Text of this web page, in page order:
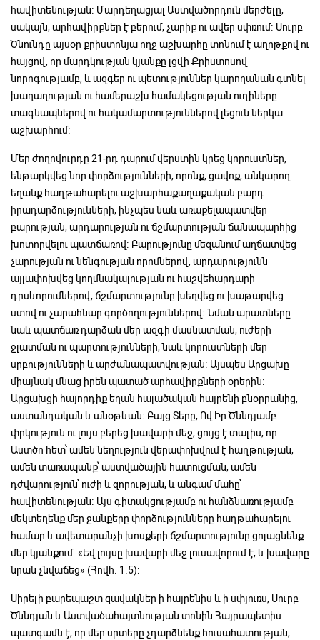
հավիտենության։ Մարդեղացյալ Աստվածորդուն մերժելը,
սակայն, արհավիրքներ է բերում, չարիք ու ավեր սփռում։ Սուրբ
Ծնունդը այսօր քրիստոնյա ողջ աշխարհը տոնում է աղոթքով ու
հայցով, որ մարդկության կյանքը լցվի Քրիստոսով
նորոգությամբ, և ազգեր ու պետություններ կարողանան գտնել
խաղաղության ու համերաշխ համակեցության ուղիները
տագնապներով ու հակամարտություններով լեցուն ներկա
աշխարհում։
Մեր ժողովուրդը 21-րդ դարում վերստին կրեց կորուստներ,
ենթարկվեց նոր փորձությունների, որոնք, ցավոք, անկարող
եղանք հաղթահարելու աշխարհաքաղաքական բարդ
իրադարձությունների, ինչպես նաև առաքելապատվեր
բարության, արդարության ու ճշմարտության ճանապարհից
խոտորվելու պատճառով։ Բարությունը մեզանում աղճատվեց
չարության ու նենգության որոմներով, արդարությունն
այլափոխվեց կողմնակալության ու հաշվեհարդարի
դրսևորումներով, ճշմարտությունը խեղվեց ու խաթարվեց
ստով ու չարահնար գործողություններով։ Նման արատները
նաև պատճառ դարձան մեր ազգի մասնատման, ուժերի
ջլատման ու պարտությունների, նաև կորուստների մեր
սրբությունների և արժանապատվության։ Այսպես Արցախը
միայնակ մնաց իրեն պատած արհավիրքների օրերին։
Արցախցի հայորդիք եղան հալածական հայրենի բնօրրանից,
աստանդական և անօթևան։ Բայց Տերը, Ով Իր Ծննդյամբ
փրկություն ու լույս բերեց խավարի մեջ, ցույց է տալիս, որ
Աստծո հետ՝ ամեն նեղություն վերափոխվում է հաղթության,
ամեն տառապանք՝ աստվածային հատուցման, ամեն
դժվարություն՝ ուժի և զորության, և անգամ մահը՝
հավիտենության։ Այս գիտակցությամբ ու հանձնառությամբ
մեկտեղենք մեր ջանքերը փորձությունները հաղթահարելու
համար և ավետարանչի խոսքերի ճշմարտությունը ցոլացնենք
մեր կյանքում. «Եվ լույսը խավարի մեջ լուսավորում է, և խավարը
նրան չնվաճեց» (Հովհ. 1.5):
Սիրելի բարեպաշտ զավակներ ի հայրենիս և ի սփյուռս, Սուրբ
Ծննդյան և Աստվածահայտնության տոնին Հայրապետիս
պատգամն է, որ մեր սրտերը չդարձնենք հուսահատության,